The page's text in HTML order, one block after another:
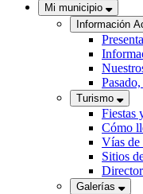
Mi municipio
Información
Turismo
Fiestas
Cómo
Vías de
Sitios
Galerías